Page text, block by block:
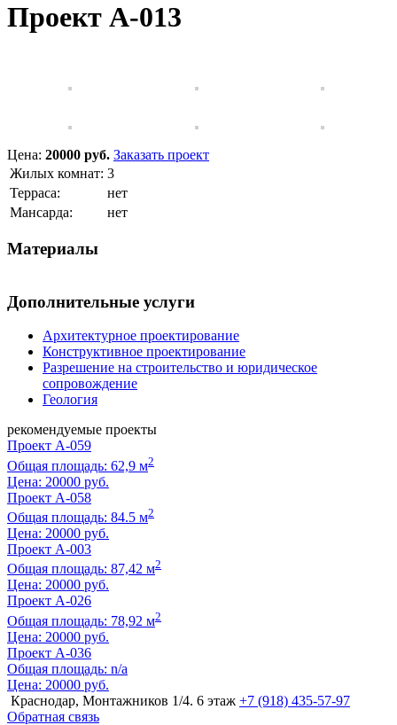
Проект A-013
Цена: 20000 руб. Заказать проект
Жилых комнат: 3
Терраса:
нет
Мансарда:
нет
Материалы
Дополнительные услуги
Архитектурное проектирование
Конструктивное проектирование
Разрешение на строительство и юридическое
сопровождение
Геология
рекомендуемые проекты
Проект A-059
Общая площадь: 62,9 м2
Цена: 20000 руб.
Проект A-058
Общая площадь: 84.5 м2
Цена: 20000 руб.
Проект A-003
Общая площадь: 87,42 м2
Цена: 20000 руб.
Проект A-026
Общая площадь: 78,92 м2
Цена: 20000 руб.
Проект A-036
Общая площадь: n/a
Цена: 20000 руб.
Краснодар, Монтажников 1/4. 6 этаж +7 (918) 435-57-97
Обратная связь